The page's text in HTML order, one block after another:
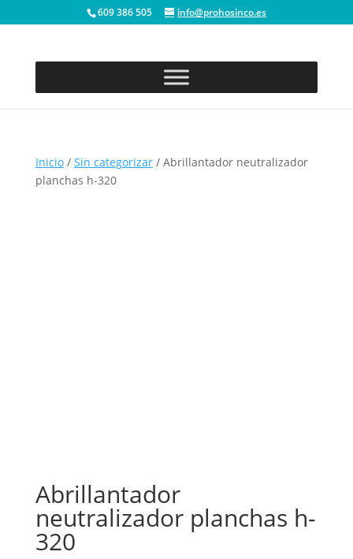
609 386 505 info@prohosinco.es
Inicio/ Sin categorizar/ Abrillantador neutralizador
planchas h-320
Abrillantador
neutralizador planchas h-
320